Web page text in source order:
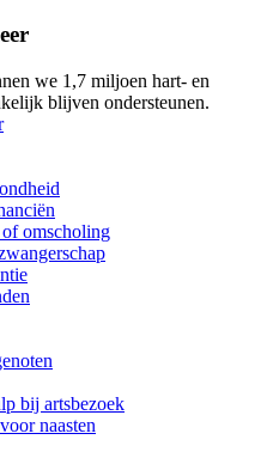
we 1,7 miljoen hart- en
blijven ondersteunen.
omscholing
bij artsbezoek
naasten